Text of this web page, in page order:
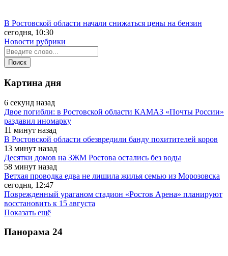
В Ростовской области начали снижаться цены на бензин
сегодня, 10:30
Новости рубрики
Картина дня
6 секунд назад
Двое погибли: в Ростовской области КАМАЗ «Почты России»
раздавил иномарку
11 минут назад
В Ростовской области обезвредили банду похитителей коров
13 минут назад
Десятки домов на ЗЖМ Ростова остались без воды
58 минут назад
Ветхая проводка едва не лишила жилья семью из Морозовска
сегодня, 12:47
Поврежденный ураганом стадион «Ростов Арена» планируют
восстановить к 15 августа
Показать ещё
Панорама 24